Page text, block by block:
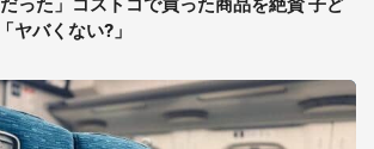
ヤバくない?」